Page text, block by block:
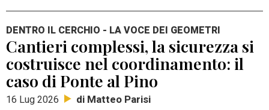
DENTRO IL CERCHIO - LA VOCE DEI GEOMETRI
Cantieri complessi, la sicurezza si
costruisce nel coordinamento: il
caso di Ponte al Pino
16 Lug 2026 di Matteo Parisi